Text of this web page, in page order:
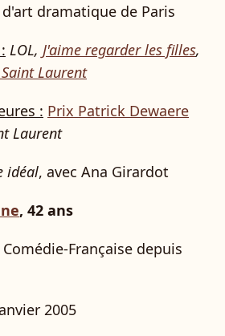
dramatique de Paris
LOL, J'aime regarder les filles,
Saint Laurent
: Prix Patrick Dewaere
Laurent
idéal, avec Ana Girardot
, 42 ans
Française depuis
2005